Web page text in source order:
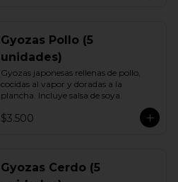
Gyozas Pollo (5
unidades)
Gyozas japonesas rellenas de pollo,
cocidas al vapor y doradas a la
plancha. Incluye salsa de soya.
$3.500
Gyozas Cerdo (5